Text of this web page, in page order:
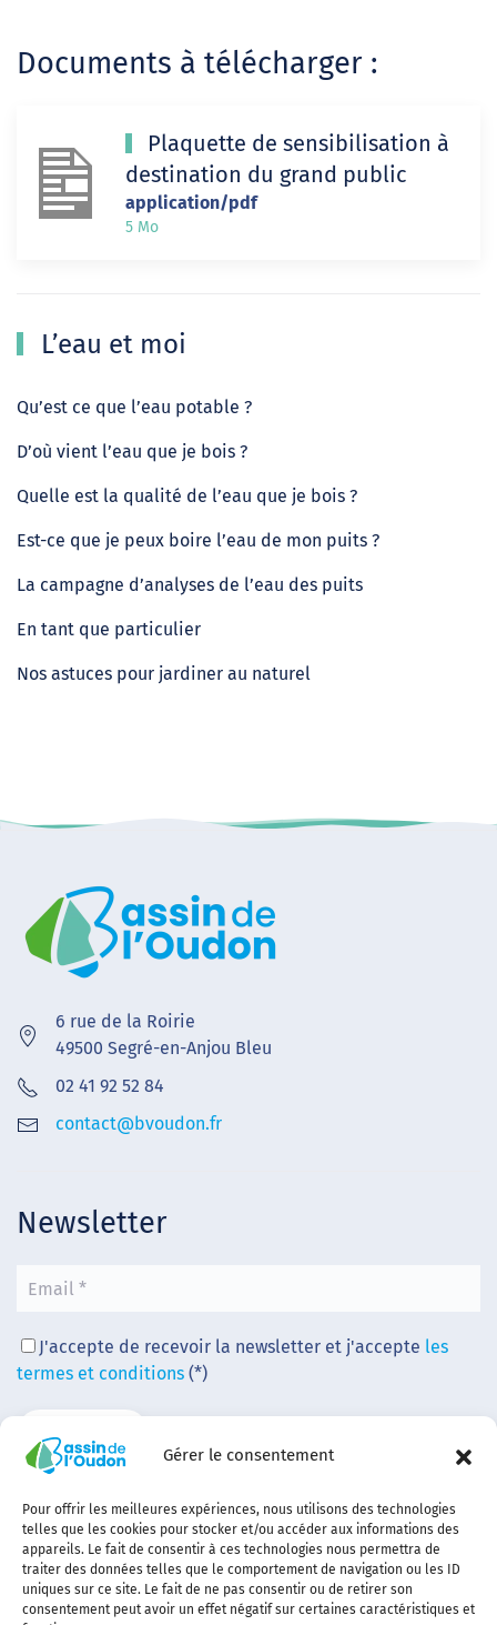
Gérer le consentement
Pour offrir les meilleures expériences, nous utilisons des technologies
telles que les cookies pour stocker et/ou accéder aux informations des
appareils. Le fait de consentir à ces technologies nous permettra de
traiter des données telles que le comportement de navigation ou les ID
uniques sur ce site. Le fait de ne pas consentir ou de retirer son
consentement peut avoir un effet négatif sur certaines caractéristiques et
Documents à télécharger :
Plaquette de sensibilisation à
destination du grand public
application/pdf
5 Mo
L’eau et moi
Qu’est ce que l’eau potable ?
D’où vient l’eau que je bois ?
Quelle est la qualité de l’eau que je bois ?
Est-ce que je peux boire l’eau de mon puits ?
La campagne d’analyses de l’eau des puits
En tant que particulier
Nos astuces pour jardiner au naturel
6 rue de la Roirie
49500 Segré-en-Anjou Bleu
02 41 92 52 84
contact@bvoudon.fr
Newsletter
J'accepte de recevoir la newsletter et j'accepte les
termes et conditions (*)